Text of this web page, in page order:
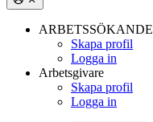
ARBETSSÖKANDE
Skapa profil
Logga in
Arbetsgivare
Skapa profil
Logga in